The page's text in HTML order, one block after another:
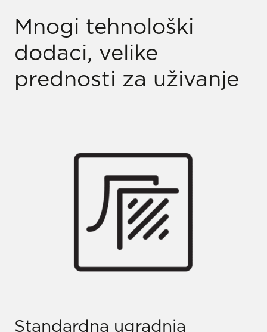
Mnogi tehnološki
dodaci, velike
prednosti za uživanje
Standardna ugradnja